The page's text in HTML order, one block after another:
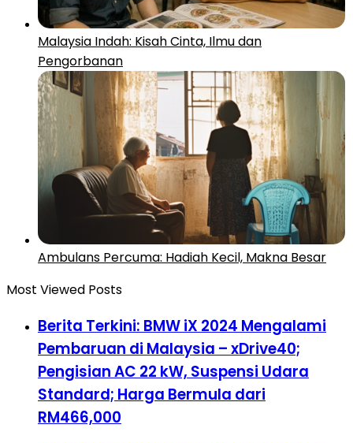
Malaysia Indah: Kisah Cinta, Ilmu dan
Pengorbanan
Ambulans Percuma: Hadiah Kecil, Makna Besar
Most Viewed Posts
Berita Terkini: BMW iX 2024 Mengalami
Pembaruan di Malaysia – xDrive40;
Pengisian AC 22 kW, Suspensi Udara
Standard; Harga Bermula dari
RM466,000